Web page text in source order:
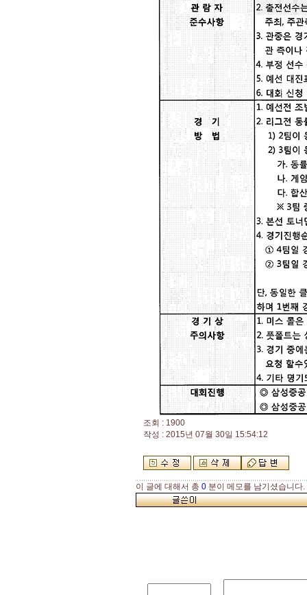
조회 : 1900
작성 : 2015년 07월 30일 15:54:12
이 글에 대해서 총 0 분이 메모를 남기셨습니다.